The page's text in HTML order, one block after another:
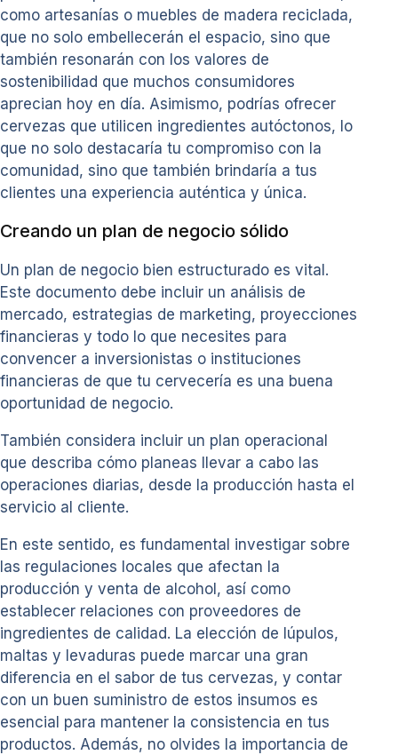
como artesanías o muebles de madera reciclada,
que no solo embellecerán el espacio, sino que
también resonarán con los valores de
sostenibilidad que muchos consumidores
aprecian hoy en día. Asimismo, podrías ofrecer
cervezas que utilicen ingredientes autóctonos, lo
que no solo destacaría tu compromiso con la
comunidad, sino que también brindaría a tus
clientes una experiencia auténtica y única.
Creando un plan de negocio sólido
Un plan de negocio bien estructurado es vital.
Este documento debe incluir un análisis de
mercado, estrategias de marketing, proyecciones
financieras y todo lo que necesites para
convencer a inversionistas o instituciones
financieras de que tu cervecería es una buena
oportunidad de negocio.
También considera incluir un plan operacional
que describa cómo planeas llevar a cabo las
operaciones diarias, desde la producción hasta el
servicio al cliente.
En este sentido, es fundamental investigar sobre
las regulaciones locales que afectan la
producción y venta de alcohol, así como
establecer relaciones con proveedores de
ingredientes de calidad. La elección de lúpulos,
maltas y levaduras puede marcar una gran
diferencia en el sabor de tus cervezas, y contar
con un buen suministro de estos insumos es
esencial para mantener la consistencia en tus
productos. Además, no olvides la importancia de